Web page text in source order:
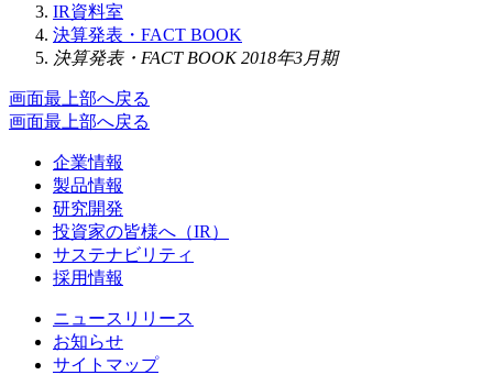
IR資料室
決算発表・FACT BOOK
決算発表・FACT BOOK 2018年3月期
画面最上部へ戻る
画面最上部へ戻る
企業情報
製品情報
研究開発
投資家の皆様へ（IR）
サステナビリティ
採用情報
ニュースリリース
お知らせ
サイトマップ